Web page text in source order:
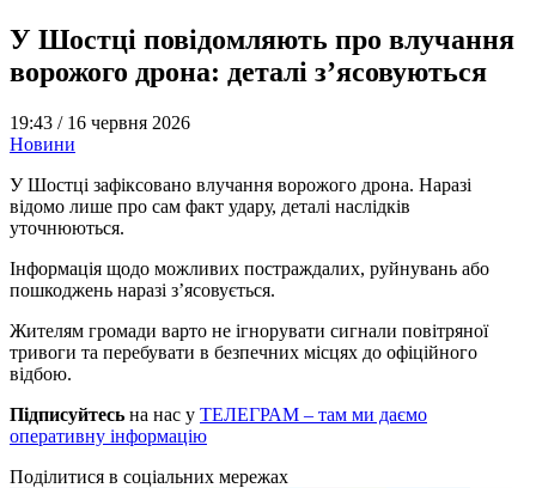
У Шостці повідомляють про влучання
ворожого дрона: деталі з’ясовуються
19:43 / 16 червня 2026
Новини
У Шостці зафіксовано влучання ворожого дрона. Наразі
відомо лише про сам факт удару, деталі наслідків
уточнюються.
Інформація щодо можливих постраждалих, руйнувань або
пошкоджень наразі з’ясовується.
Жителям громади варто не ігнорувати сигнали повітряної
тривоги та перебувати в безпечних місцях до офіційного
відбою.
Підписуйтесь на нас у ТЕЛЕГРАМ – там ми даємо
оперативну інформацію
Поділитися в соціальних мережах